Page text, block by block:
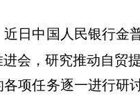
日中国人民银行金
会，研究推动自贸
项任务逐一进行研